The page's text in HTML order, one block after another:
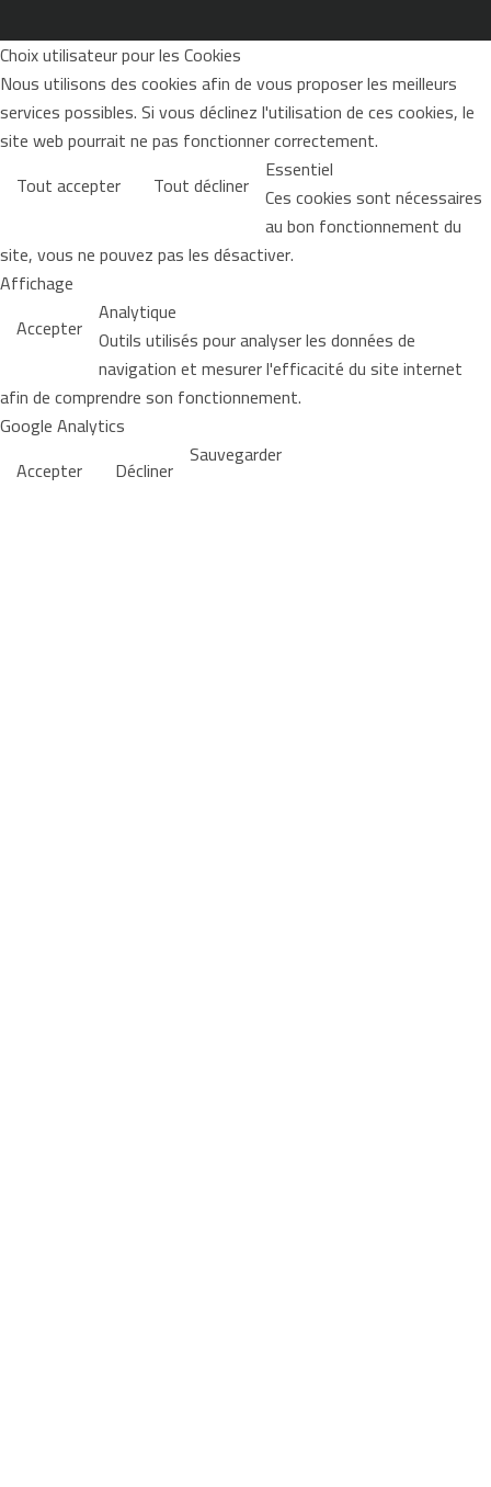
Choix utilisateur pour les Cookies
Nous utilisons des cookies afin de vous proposer les meilleurs
services possibles. Si vous déclinez l'utilisation de ces cookies, le
site web pourrait ne pas fonctionner correctement.
Tout accepter
Tout décliner Essentiel
Ces cookies sont nécessaires
au bon fonctionnement du
site, vous ne pouvez pas les désactiver.
Affichage
Accepter Analytique
Outils utilisés pour analyser les données de
navigation et mesurer l'efficacité du site internet
afin de comprendre son fonctionnement.
Google Analytics
Accepter
Décliner Sauvegarder